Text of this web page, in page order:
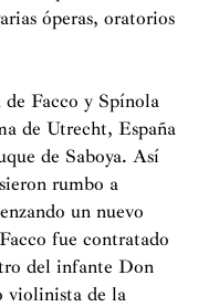
óperas, oratorios
Facco y Spínola
de Utrecht, España
de Saboya. Así
rumbo a
un nuevo
fue contratado
del infante Don
violinista de la